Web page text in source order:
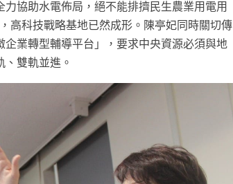
協助水電佈局，絕不能排擠民生農業用電用
高科技戰略基地已然成形。陳亭妃同時關切傳
業轉型輔導平台」，要求中央資源必須與地
雙軌並進。